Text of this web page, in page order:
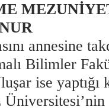
annesine
Bilimler
ise